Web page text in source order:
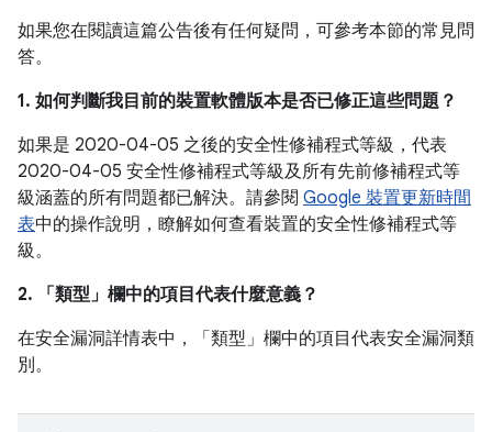
如果您在閱讀這篇公告後有任何疑問，可參考本節的常見問
答。
1. 如何判斷我目前的裝置軟體版本是否已修正這些問題？
如果是 2020-04-05 之後的安全性修補程式等級，代表
2020-04-05 安全性修補程式等級及所有先前修補程式等
級涵蓋的所有問題都已解決。請參閱 Google 裝置更新時間
表中的操作說明，瞭解如何查看裝置的安全性修補程式等
級。
2. 「類型」 欄中的項目代表什麼意義？
在安全漏洞詳情表中，「類型」 欄中的項目代表安全漏洞類
別。